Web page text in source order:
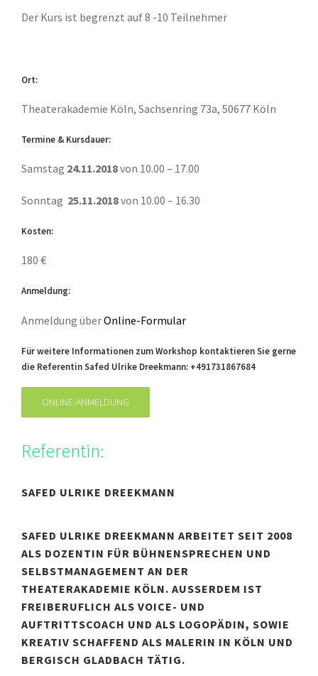
Der Kurs ist begrenzt auf 8 -10 Teilnehmer
Ort:
Theaterakademie Köln, Sachsenring 73a, 50677 Köln
Termine & Kursdauer:
Samstag 24.11.2018von 10.00 – 17.00
Sonntag 25.11.2018von 10.00 – 16.30
Kosten:
180 €
Anmeldung:
Anmeldung überOnline-Formular
Für weitere Informationen zum Workshop kontaktieren Sie gerne
die Referentin Safed Ulrike Dreekmann: +491731867684
ONLINE-ANMELDUNG
Referentin:
SAFED ULRIKE DREEKMANN
SAFED ULRIKE DREEKMANN ARBEITET SEIT 2008
ALS DOZENTIN FÜR BÜHNENSPRECHEN UND
SELBSTMANAGEMENT AN DER
THEATERAKADEMIE KÖLN. AUSSERDEM IST F
REIBERUFLICH ALS VOICE- UND A
UFTRITTSCOACH UND ALS LOGOPÄDIN, SOWIE K
REATIV SCHAFFEND ALS MALERIN IN KÖLN UND B
ERGISCH GLADBACH TÄTIG.